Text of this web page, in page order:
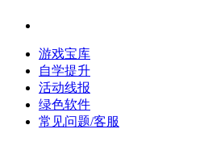
游戏宝库
自学提升
活动线报
绿色软件
常见问题/客服